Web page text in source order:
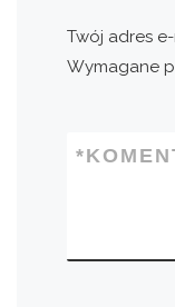
Twój adres
Wymagane
*